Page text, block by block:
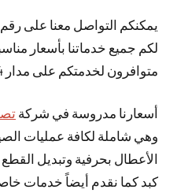
يمكنكم التواصل معنا على
لكم جميع خدماتنا بأسعار
متوافرون لخدمتكم على مدار 24 ساعة
أسعارنا مدروسة في شركة
وهي شاملة لكافة عمليات
الأعطال بحرفية وتبديل
كبد كما نقدم أيضاً خدمات